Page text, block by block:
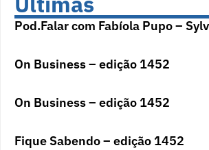
Pod.Falar com Fabíola Pupo –
On Business – edição 1452
On Business – edição 1452
Fique Sabendo – edição 1452